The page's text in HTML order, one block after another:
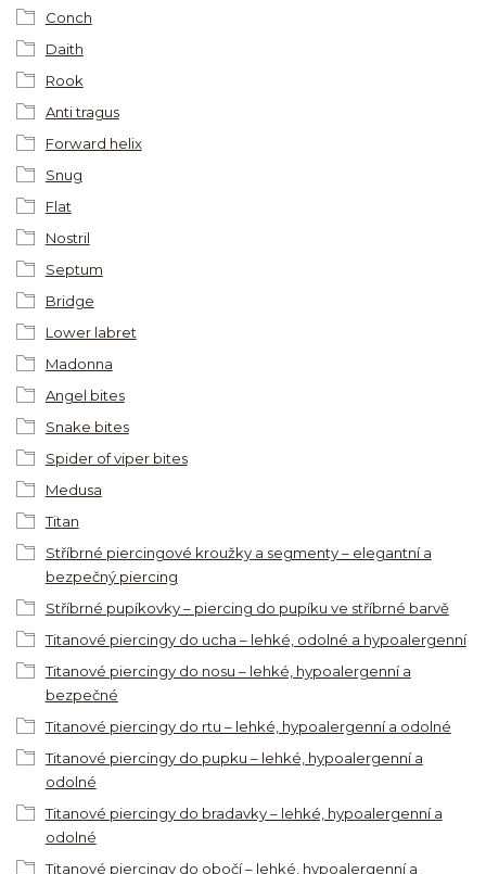
Conch
Daith
Rook
Anti tragus
Forward helix
Snug
Flat
Nostril
Septum
Bridge
Lower labret
Madonna
Angel bites
Snake bites
Spider of viper bites
Medusa
Titan
Stříbrné piercingové kroužky a segmenty – elegantní a
bezpečný piercing
Stříbrné pupíkovky – piercing do pupíku ve stříbrné barvě
Titanové piercingy do ucha – lehké, odolné a hypoalergenní
Titanové piercingy do nosu – lehké, hypoalergenní a
bezpečné
Titanové piercingy do rtu – lehké, hypoalergenní a odolné
Titanové piercingy do pupku – lehké, hypoalergenní a
odolné
Titanové piercingy do bradavky – lehké, hypoalergenní a
odolné
Titanové piercingy do obočí – lehké, hypoalergenní a